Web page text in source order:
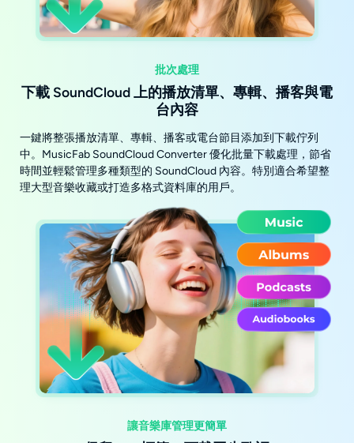
批次處理
下載 SoundCloud 上的播放清單、專輯、播客與電
台內容
一鍵將整張播放清單、專輯、播客或電台節目添加到下載佇列
中。MusicFab SoundCloud Converter 優化批量下載處理，節省
時間並輕鬆管理多種類型的 SoundCloud 內容。特別適合希望整
理大型音樂收藏或打造多格式資料庫的用戶。
讓音樂庫管理更簡單